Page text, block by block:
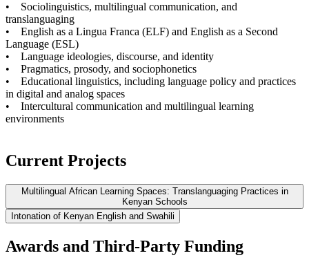
• Sociolinguistics, multilingual communication, and
translanguaging
• English as a Lingua Franca (ELF) and English as a Second
Language (ESL)
• Language ideologies, discourse, and identity
• Pragmatics, prosody, and sociophonetics
• Educational linguistics, including language policy and practices
in digital and analog spaces
• Intercultural communication and multilingual learning
environments
Current Projects
Multilingual African Learning Spaces: Translanguaging Practices in
Kenyan Schools
Drawing on research in multilingual education, applied linguistics,
and African sociolinguistics, this project frames translanguaging as a
dynamic, relational practice through which teachers and learners
Intonation of Kenyan English and Swahili
This project originated from a collaborative visit to the Phonetic
Laboratory at the University of Cologne, funded by the World
Awards and Third-Party Funding